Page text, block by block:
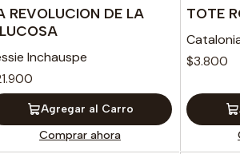
REVOLUCION DE LA
Inchauspe
Agregar al Carro
Comprar ahora
TOTE
$3.800